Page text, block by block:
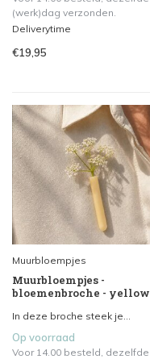
(werk)dag verzonden.
Deliverytime
€19,95
Muurbloempjes
Muurbloempjes -
bloemenbroche - yellow
In deze broche steek je...
Op voorraad
Voor 14.00 besteld, dezelfde